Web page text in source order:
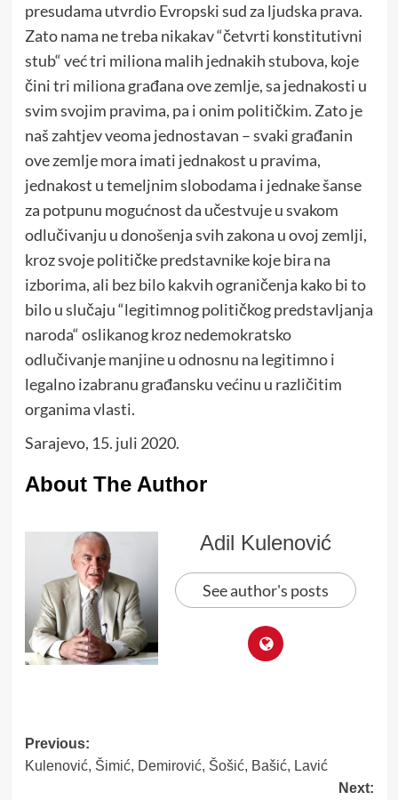
presudama utvrdio Evropski sud za ljudska prava.
Zato nama ne treba nikakav “četvrti konstitutivni
stub“ već tri miliona malih jednakih stubova, koje
čini tri miliona građana ove zemlje, sa jednakosti u
svim svojim pravima, pa i onim političkim. Zato je
naš zahtjev veoma jednostavan – svaki građanin
ove zemlje mora imati jednakost u pravima,
jednakost u temeljnim slobodama i jednake šanse
za potpunu mogućnost da učestvuje u svakom
odlučivanju u donošenja svih zakona u ovoj zemlji,
kroz svoje političke predstavnike koje bira na
izborima, ali bez bilo kakvih ograničenja kako bi to
bilo u slučaju “legitimnog političkog predstavljanja
naroda“ oslikanog kroz nedemokratsko
odlučivanje manjine u odnosnu na legitimno i
legalno izabranu građansku većinu u različitim
organima vlasti.
Sarajevo, 15. juli 2020.
About The Author
Adil Kulenović
See author's posts
Post
navigation
Previous:
Kulenović, Šimić, Demirović, Šošić, Bašić, Lavić
Next: